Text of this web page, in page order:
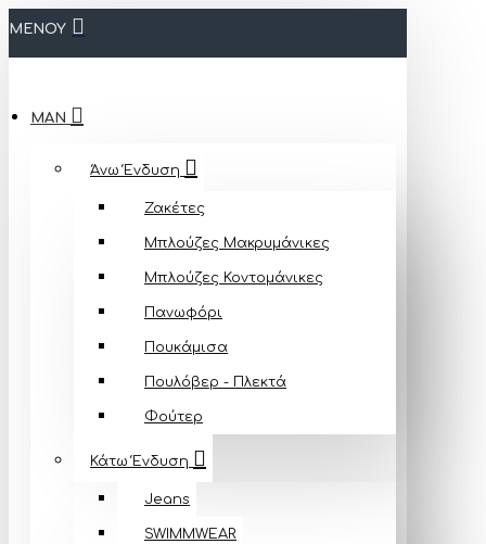
ΜΕΝΟΥ
MAN
Άνω Ένδυση
Ζακέτες
Μπλούζες Mακρυμάνικες
Μπλούζες Κοντομάνικες
Πανωφόρι
Πουκάμισα
Πουλόβερ - Πλεκτά
Φούτερ
Κάτω Ένδυση
Jeans
SWIMMWEAR